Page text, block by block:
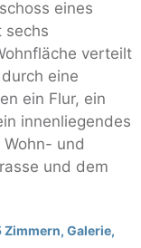
eines
sechs
verteilt
eine
ein Flur, ein
innenliegendes
und
und dem
Galerie,